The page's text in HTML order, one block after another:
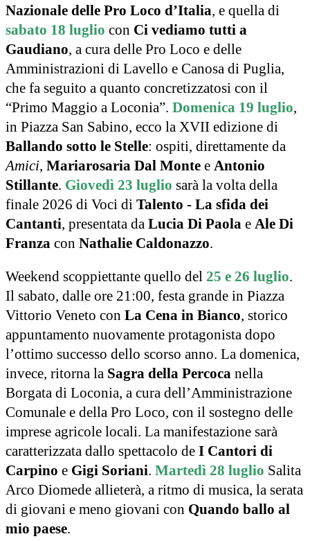
Nazionale delle Pro Loco d’Italia, e quella di
sabato 18 luglio con Ci vediamo tutti a
Gaudiano, a cura delle Pro Loco e delle
Amministrazioni di Lavello e Canosa di Puglia,
che fa seguito a quanto concretizzatosi con il
“Primo Maggio a Loconia”. Domenica 19 luglio,
in Piazza San Sabino, ecco la XVII edizione di
Ballando sotto le Stelle: ospiti, direttamente da
Amici, Mariarosaria Dal Monte e Antonio
Stillante. Giovedì 23 luglio sarà la volta della
finale 2026 di Voci di Talento - La sfida dei
Cantanti, presentata da Lucia Di Paola e Ale Di
Franza con Nathalie Caldonazzo.
Weekend scoppiettante quello del 25 e 26 luglio.
Il sabato, dalle ore 21:00, festa grande in Piazza
Vittorio Veneto con La Cena in Bianco, storico
appuntamento nuovamente protagonista dopo
l’ottimo successo dello scorso anno. La domenica,
invece, ritorna la Sagra della Percoca nella
Borgata di Loconia, a cura dell’Amministrazione
Comunale e della Pro Loco, con il sostegno delle
imprese agricole locali. La manifestazione sarà
caratterizzata dallo spettacolo de I Cantori di
Carpino e Gigi Soriani. Martedì 28 luglio Salita
Arco Diomede allieterà, a ritmo di musica, la serata
di giovani e meno giovani con Quando ballo al
mio paese.